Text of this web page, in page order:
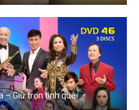
– Giữ trọn tình quê